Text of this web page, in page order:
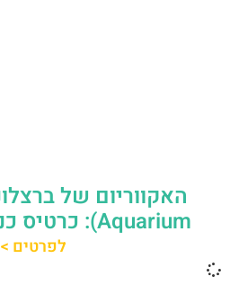
Aquarium): כרטיס כניסה לאקווריום
לפרטים